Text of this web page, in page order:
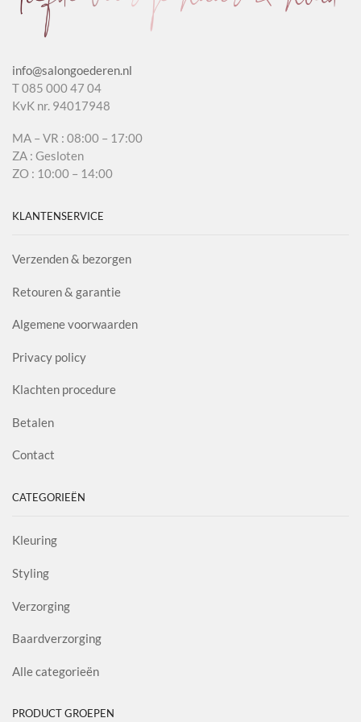
info@salongoederen.nl
T 085 000 47 04
KvK nr. 94017948
MA – VR : 08:00 – 17:00
ZA : Gesloten
ZO : 10:00 – 14:00
KLANTENSERVICE
Verzenden & bezorgen
Retouren & garantie
Algemene voorwaarden
Privacy policy
Klachten procedure
Betalen
Contact
CATEGORIEËN
Kleuring
Styling
Verzorging
Baardverzorging
Alle categorieën
PRODUCT GROEPEN